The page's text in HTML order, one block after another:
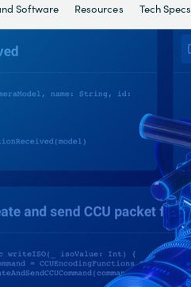
Software Resources Tech Specs